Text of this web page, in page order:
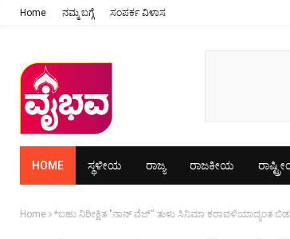
Home ನಮ್ಮ ಬಗ್ಗೆ ಸಂಪರ್ಕ ವಿಳಾಸ
HOME ಸ್ಥಳೀಯ ರಾಜ್ಯ ರಾಜಕೀಯ
Home *ಬಹು ನಿರೀಕ್ಷಿತ "ನಾನ್ ವೆಜ್“ ತುಳು ಸಿನಿಮಾ ಕರಾವಳಿಯಾದ್ಯಂತ